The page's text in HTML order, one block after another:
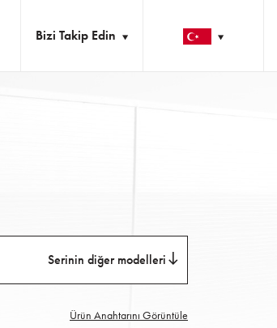
Bizi Takip Edin
Serinin diğer modelleri
Ürün Anahtarını Görüntüle